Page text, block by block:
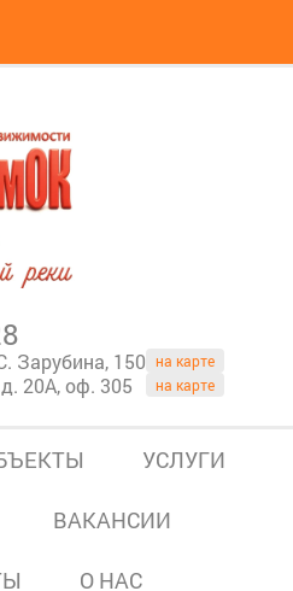
Зарубина, 150 на карте
20А, оф. 305 на карте
УСЛУГИ
ВАКАНСИИ
О НАС